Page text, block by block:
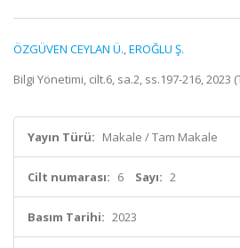
ÖZGÜVEN CEYLAN Ü.,EROĞLU Ş.
Bilgi Yönetimi, cilt.6, sa.2, ss.197-216, 2023
Yayın Türü: Makale / Tam Makale
Cilt numarası: 6 Sayı: 2
Basım Tarihi: 2023